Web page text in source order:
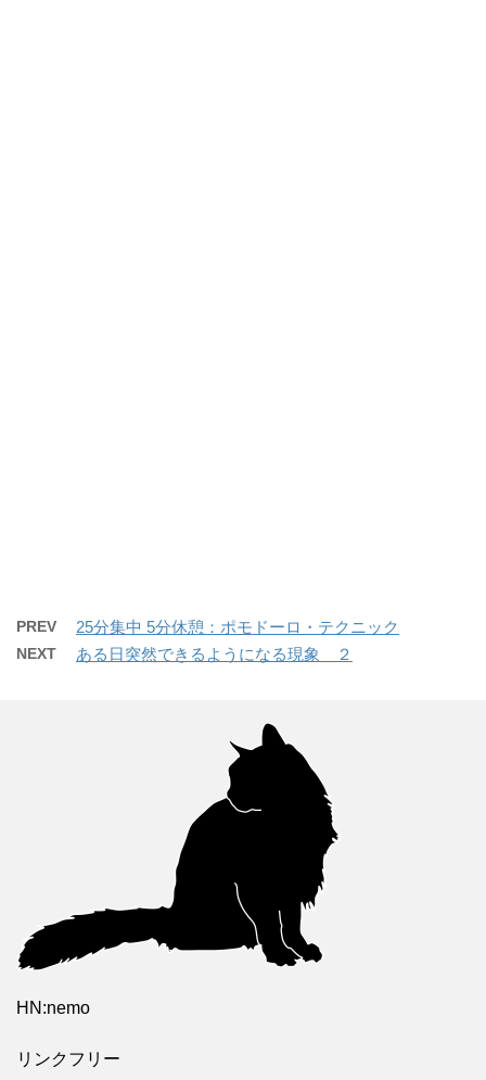
PREV 25分集中 5分休憩：ポモドーロ・テクニック
NEXT ある日突然できるようになる現象 ２
HN:nemo
リンクフリー